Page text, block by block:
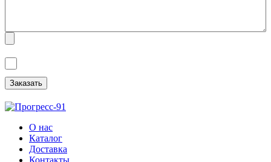
О нас
Каталог
Доставка
Контакты